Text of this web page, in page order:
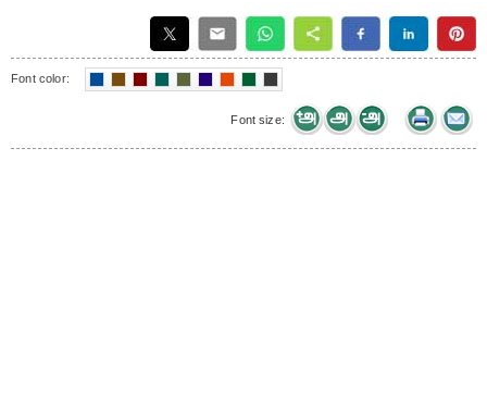
Font color:
Font size: